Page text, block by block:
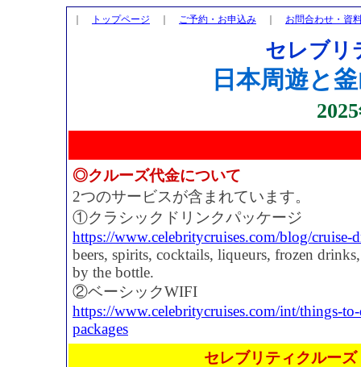
トップページ ご予約・お申込み お問合わせ・資
セレブリ
日本周遊と
◎クルーズ代金について
2つのサービスが含まれています。
①クラシックドリンクパッケージ
https://www.celebritycruises.com/blog/cruise-
beers, spirits, cocktails, liqueurs, frozen
by the bottle.
②ベーシックWIFI
https://www.celebritycruises.com/int/things-
packages
セレブリティクルー